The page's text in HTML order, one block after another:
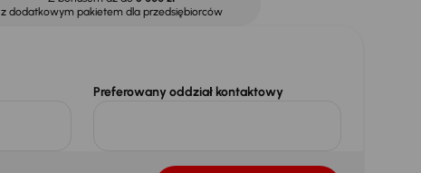
z dodatkowym pakietem dla przedsiębiorców
Preferowany oddział kontaktowy